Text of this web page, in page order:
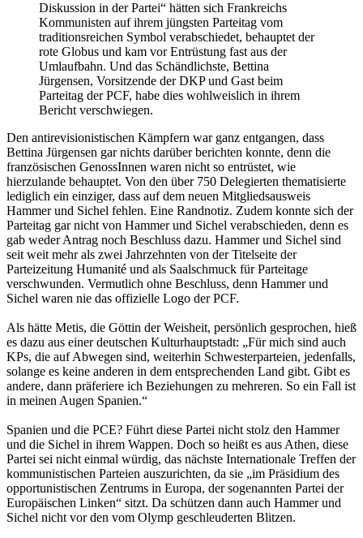
Diskussion in der Partei“ hätten sich Frankreichs
Kommunisten auf ihrem jüngsten Parteitag vom
traditionsreichen Symbol verabschiedet, behauptet der
rote Globus und kam vor Entrüstung fast aus der
Umlaufbahn. Und das Schändlichste, Bettina
Jürgensen, Vorsitzende der DKP und Gast beim
Parteitag der PCF, habe dies wohlweislich in ihrem
Bericht verschwiegen.
Den antirevisionistischen Kämpfern war ganz entgangen, dass
Bettina Jürgensen gar nichts darüber berichten konnte, denn die
französischen GenossInnen waren nicht so entrüstet, wie
hierzulande behauptet. Von den über 750 Delegierten thematisierte
lediglich ein einziger, dass auf dem neuen Mitgliedsausweis
Hammer und Sichel fehlen. Eine Randnotiz. Zudem konnte sich der
Parteitag gar nicht von Hammer und Sichel verabschieden, denn es
gab weder Antrag noch Beschluss dazu. Hammer und Sichel sind
seit weit mehr als zwei Jahrzehnten von der Titelseite der
Parteizeitung Humanité und als Saalschmuck für Parteitage
verschwunden. Vermutlich ohne Beschluss, denn Hammer und
Sichel waren nie das offizielle Logo der PCF.
Als hätte Metis, die Göttin der Weisheit, persönlich gesprochen, hieß
es dazu aus einer deutschen Kulturhauptstadt: „Für mich sind auch
KPs, die auf Abwegen sind, weiterhin Schwesterparteien, jedenfalls,
solange es keine anderen in dem entsprechenden Land gibt. Gibt es
andere, dann präferiere ich Beziehungen zu mehreren. So ein Fall ist
in meinen Augen Spanien.“
Spanien und die PCE? Führt diese Partei nicht stolz den Hammer
und die Sichel in ihrem Wappen. Doch so heißt es aus Athen, diese
Partei sei nicht einmal würdig, das nächste Internationale Treffen der
kommunistischen Parteien auszurichten, da sie „im Präsidium des
opportunistischen Zentrums in Europa, der sogenannten Partei der
Europäischen Linken“ sitzt. Da schützen dann auch Hammer und
Sichel nicht vor den vom Olymp geschleuderten Blitzen.